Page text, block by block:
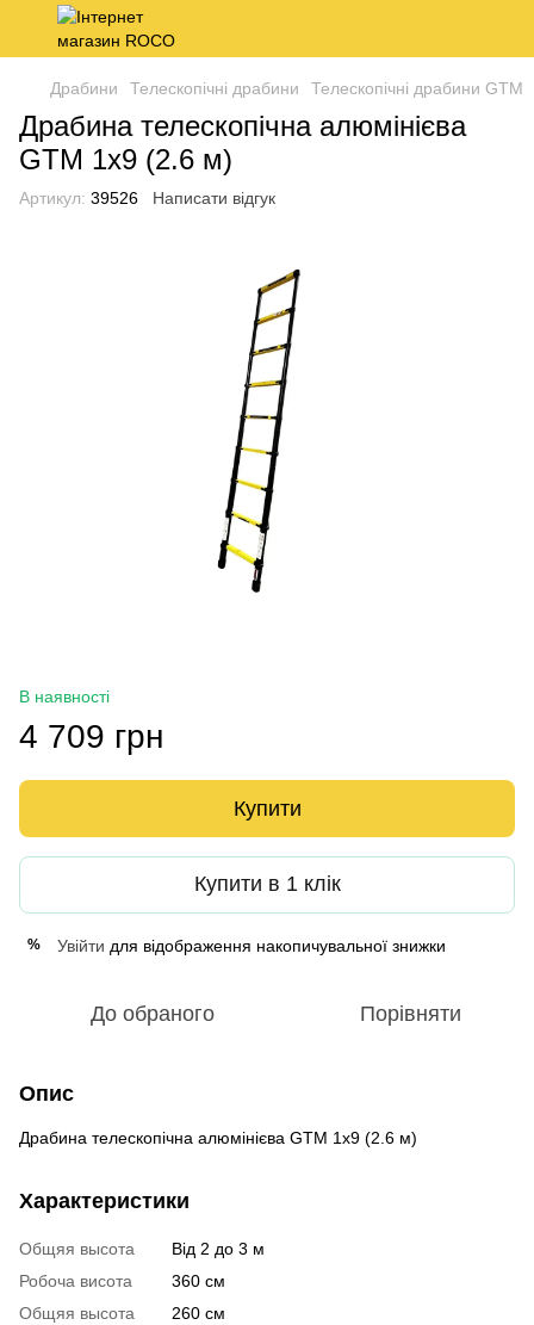
Драбини Телескопічні драбини Телескопічні драбини GTM
Драбина телескопічна алюмінієва
GTM 1x9 (2.6 м)
Артикул: 39526 Написати відгук
В наявності
4 709 грн
Купити
Купити в 1 клік
% Увійти для відображення накопичувальної знижки
До обраного Порівняти
Опис
Драбина телескопічна алюмінієва GTM 1x9 (2.6 м)
Характеристики
Общяя высота
Від 2 до 3 м
Робоча висота
360 см
Общяя высота
260 см